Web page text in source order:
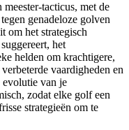
tacticus, met de
genadeloze golven
om het strategisch
het
helden om krachtigere,
vaardigheden en
evolutie van je
zodat elke golf een
strategieën om te